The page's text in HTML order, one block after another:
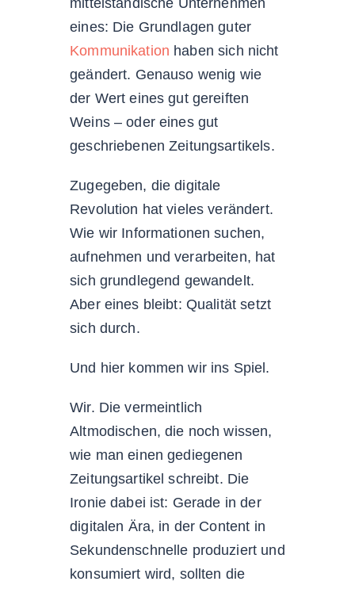
mittelständische Unternehmen
eines: Die Grundlagen guter
Kommunikation haben sich nicht
geändert. Genauso wenig wie
der Wert eines gut gereiften
Weins – oder eines gut
geschriebenen Zeitungsartikels.
Zugegeben, die digitale
Revolution hat vieles verändert.
Wie wir Informationen suchen,
aufnehmen und verarbeiten, hat
sich grundlegend gewandelt.
Aber eines bleibt: Qualität setzt
sich durch.
Und hier kommen wir ins Spiel.
Wir. Die vermeintlich
Altmodischen, die noch wissen,
wie man einen gediegenen
Zeitungsartikel schreibt. Die
Ironie dabei ist: Gerade in der
digitalen Ära, in der Content in
Sekundenschnelle produziert und
konsumiert wird, sollten die